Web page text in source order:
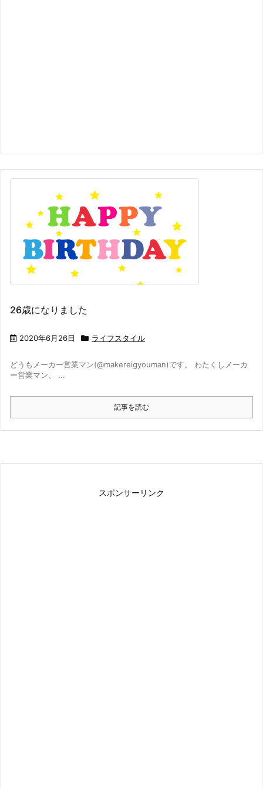
26歳になりました
2020年6月26日 ライフスタイル
どうもメーカー営業マン(@makereigyouman)です。 わたくしメーカ
ー営業マン、 ...
記事を読む
スポンサーリンク